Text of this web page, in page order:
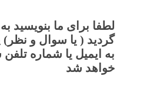
لطفا برای ما بنویسید
گردید ( یا سوال و
به ایمیل یا شماره
خواهد شد